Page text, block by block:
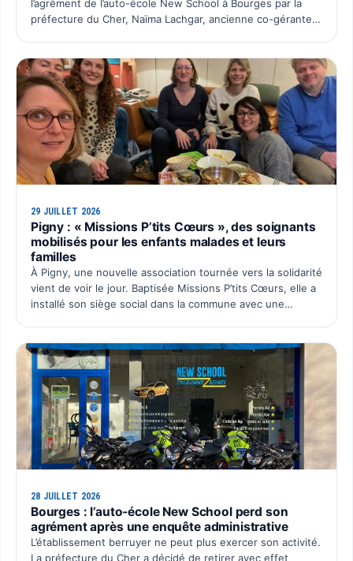
l’agrément de l’auto-école New School à Bourges par la
préfecture du Cher, Naïma Lachgar, ancienne co-gérante
29 JUILLET 2026
Pigny : « Missions P’tits Cœurs », des soignants
mobilisés pour les enfants malades et leurs
familles
À Pigny, une nouvelle association tournée vers la solidarité
vient de voir le jour. Baptisée Missions P’tits Cœurs, elle a
installé son siège social dans la commune avec une
28 JUILLET 2026
Bourges : l’auto-école New School perd son
agrément après une enquête administrative
L’établissement berruyer ne peut plus exercer son activité.
La préfecture du Cher a décidé de retirer avec effet